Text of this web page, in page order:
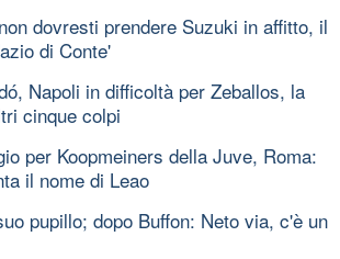
dovresti prendere Suzuki in affitto, il
di Conte'
Napoli in difficoltà per Zeballos, la
cinque colpi
per Koopmeiners della Juve, Roma:
il nome di Leao
pupillo; dopo Buffon: Neto via, c'è un